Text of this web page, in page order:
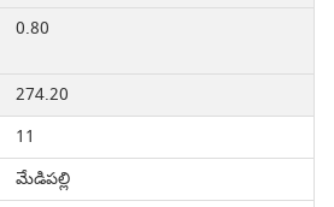
0.80
274.20
11
మేడిపల్లి